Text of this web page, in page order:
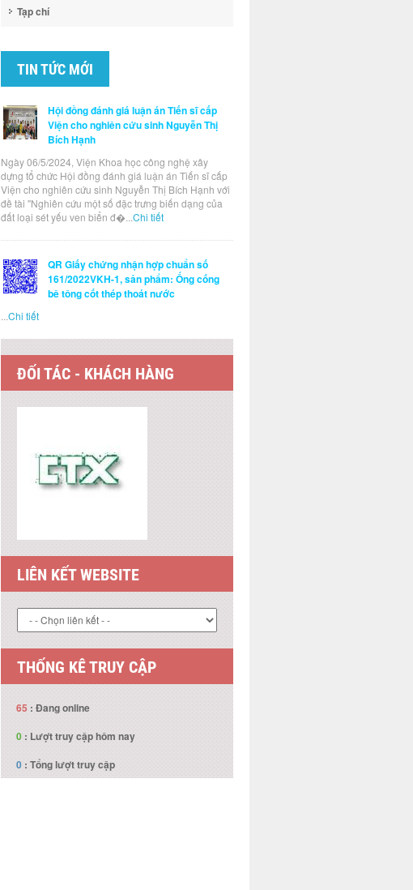
Tạp chí
TIN TỨC MỚI
Hội đồng đánh giá luận án Tiến sĩ cấp
Viện cho nghiên cứu sinh Nguyễn Thị
Bích Hạnh
Ngày 06/5/2024, Viện Khoa học công nghệ xây
dựng tổ chức Hội đồng đánh giá luận án Tiến sĩ cấp
Viện cho nghiên cứu sinh Nguyễn Thị Bích Hạnh với
đề tài "Nghiên cứu một số đặc trưng biến dạng của
đất loại sét yếu ven biển đ�...Chi tiết
QR Giấy chứng nhận hợp chuẩn số
161/2022VKH-1, sản phẩm: Ống cống
bê tông cốt thép thoát nước
...Chi tiết
ĐỐI TÁC - KHÁCH HÀNG
LIÊN KẾT WEBSITE
THỐNG KÊ TRUY CẬP
65 : Đang online
0 : Lượt truy cập hôm nay
0 : Tổng lượt truy cập